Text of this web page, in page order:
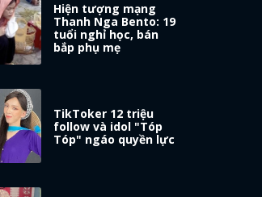
Hiện tượng mạng
Thanh Nga Bento: 19
tuổi nghỉ học, bán
bắp phụ mẹ
TikToker 12 triệu
follow và idol "Tóp
Tóp" ngáo quyền lực